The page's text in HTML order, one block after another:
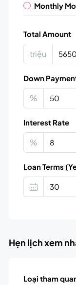
Monthly
Total Amount
triệu
Down
%
Interest Rate
%
Loan Terms
Hẹn lịch xem
Loại tham